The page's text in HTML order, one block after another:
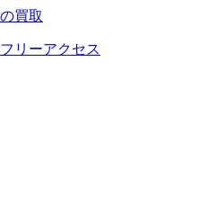
フリーアクセス